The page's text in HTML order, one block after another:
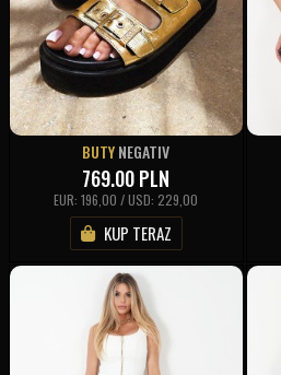
BUTYNEGATIV
769.00PLN
EUR: 196,00 / USD: 229,00
KUP TERAZ